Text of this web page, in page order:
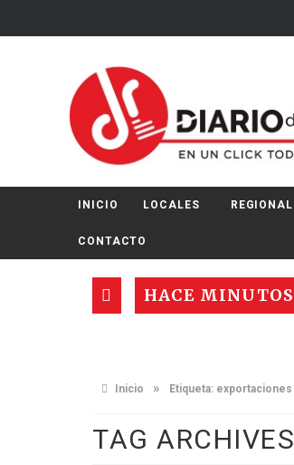
INICIO LOCALES
CONTACTO
HACE MINUTOS
Inicio » Etiqueta: exportaciones
TAG